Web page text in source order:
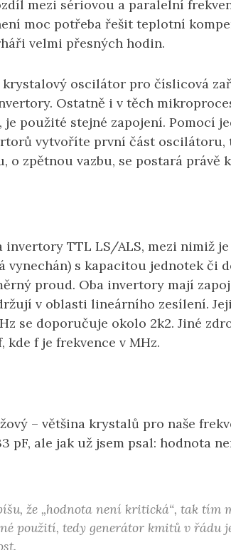
mezi sériovou a paralelní
moc potřeba řešit teplotní
velmi přesných hodin.
oscilátor pro číslicová
Ostatně i v těch
je použité stejné zapojení. Pomocí
vytvoříte první část oscilátoru,
zpětnou vazbu, se postará právě
invertory TTL LS/ALS, mezi nimiž
vynechán) s kapacitou jednotek či
proud. Oba invertory mají
v oblasti lineárního zesílení.
se doporučuje okolo 2k2. Jiné
f je frekvence v MHz.
– většina krystalů pro naše
pF, ale jak už jsem psal: hodnota
že „hodnota není kritická“, tak tím
použití, tedy generátor kmitů v řádu